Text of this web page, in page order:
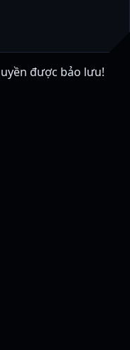
được bảo lưu!